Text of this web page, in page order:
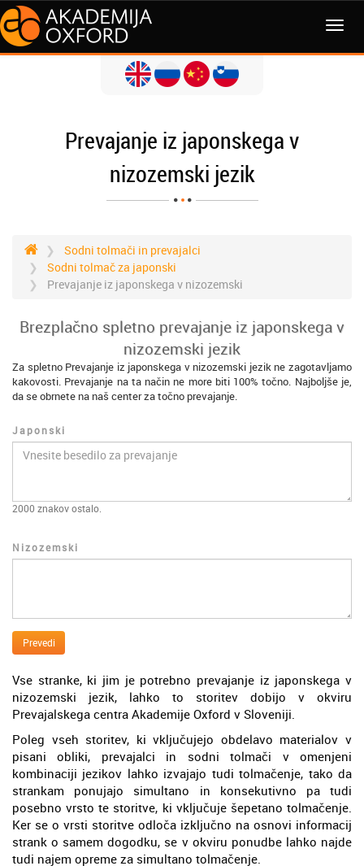
MENI
Prevajanje iz japonskega v
nizozemski jezik
Sodni tolmači in prevajalci
Sodni tolmač za japonski
Prevajanje iz japonskega v nizozemski
Brezplačno spletno prevajanje iz japonskega v
nizozemski jezik
Za spletno Prevajanje iz japonskega v nizozemski jezik ne zagotavljamo
kakovosti. Prevajanje na ta način ne more biti 100% točno. Najboljše je,
da se obrnete na naš center za točno prevajanje.
Japonski
2000 znakov ostalo.
Nizozemski
Prevedi
Vse stranke, ki jim je potrebno prevajanje iz japonskega v
nizozemski jezik, lahko to storitev dobijo v okviru
Prevajalskega centra Akademije Oxford v Sloveniji.
Poleg vseh storitev, ki vključujejo obdelavo materialov v
pisani obliki, prevajalci in sodni tolmači v omenjeni
kombinaciji jezikov lahko izvajajo tudi tolmačenje, tako da
strankam ponujajo simultano in konsekutivno pa tudi
posebno vrsto te storitve, ki vključuje šepetano tolmačenje.
Ker se o vrsti storitve odloča izključno na osnovi informacij
strank o samem dogodku, se v okviru ponudbe lahko najde
tudi najem opreme za simultano tolmačenje.